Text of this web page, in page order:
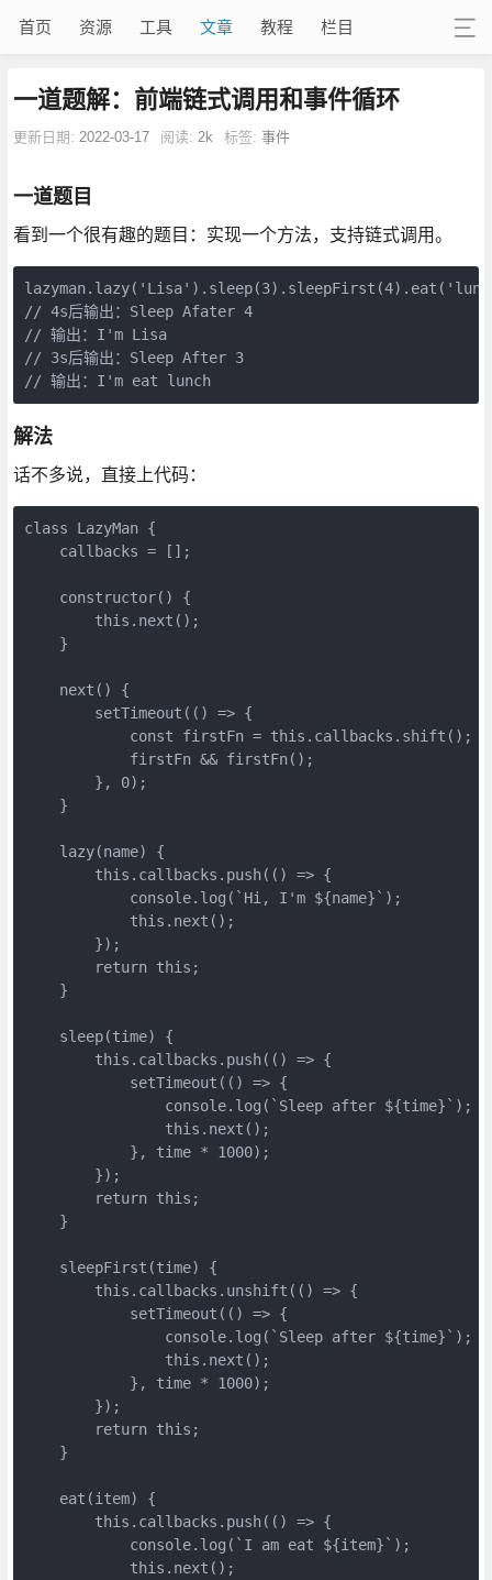
首页 资源 工具 文章 教程 栏目
一道题解：前端链式调用和事件循环
更新日期: 2022-03-17 阅读: 2k 标签: 事件
一道题目
看到一个很有趣的题目：实现一个方法，支持链式调用。
// 4s后输出：Sleep Afater 4
// 输出：I'm Lisa
// 3s后输出：Sleep After 3
// 输出：I'm eat lunch
解法
话不多说，直接上代码：
class LazyMan {
    callbacks = [];
    constructor() {
        this.next();
    }
    next() {
        setTimeout(() => {
            const firstFn = this.callbacks.shift();
            firstFn && firstFn();
        }, 0);
    }
    lazy(name) {
        this.callbacks.push(() => {
            console.log(`Hi, I'm ${name}`);
            this.next();
        });
        return this;
    }
    sleep(time) {
        this.callbacks.push(() => {
            setTimeout(() => {
                console.log(`Sleep after ${time}`);
                this.next();
            }, time * 1000);
        });
        return this;
    }
    sleepFirst(time) {
        this.callbacks.unshift(() => {
            setTimeout(() => {
                console.log(`Sleep after ${time}`);
                this.next();
            }, time * 1000);
        });
        return this;
    }
    eat(item) {
        this.callbacks.push(() => {
            console.log(`I am eat ${item}`);
            this.next();